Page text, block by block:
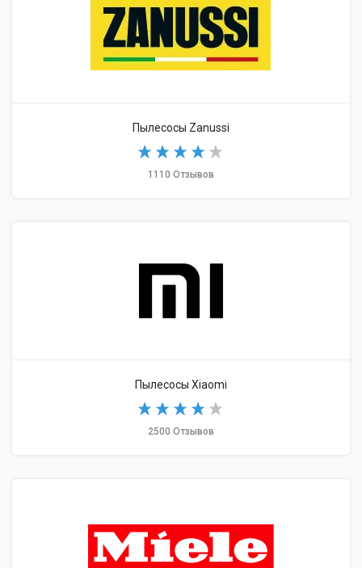
Пылесосы Zanussi
1110 Отзывов
Пылесосы Xiaomi
2500 Отзывов